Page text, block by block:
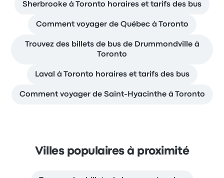
Sherbrooke à Toronto horaires et tarifs des bus
Comment voyager de Québec à Toronto
Trouvez des billets de bus de Drummondville à
Toronto
Laval à Toronto horaires et tarifs des bus
Comment voyager de Saint-Hyacinthe à Toronto
Villes populaires à proximité